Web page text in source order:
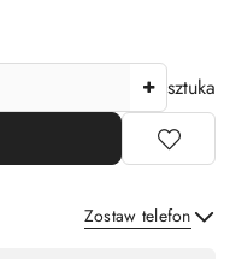
sztuka
Zostaw telefon